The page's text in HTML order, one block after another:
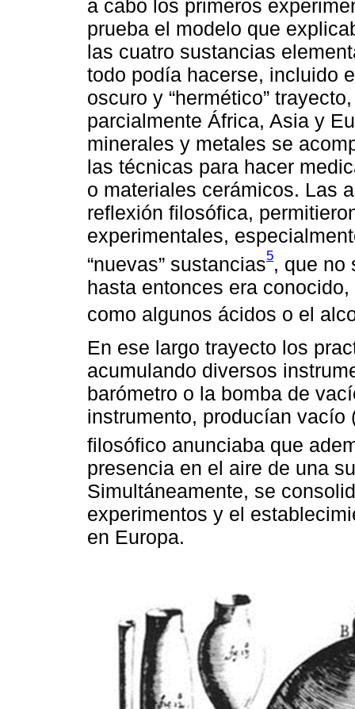
a cabo los primeros
prueba el modelo que
las cuatro sustancias
todo podía hacerse, incluido
oscuro y “hermético”
parcialmente África, Asia y
minerales y metales se
las técnicas para hacer
o materiales cerámicos. Las
reflexión filosófica,
experimentales,
“nuevas” sustancias5, que no
hasta entonces era
como algunos ácidos o el
En ese largo trayecto los
acumulando diversos
barómetro o la bomba de
instrumento, producían vacío
filosófico anunciaba que
presencia en el aire de una
Simultáneamente, se
experimentos y el
en Europa.